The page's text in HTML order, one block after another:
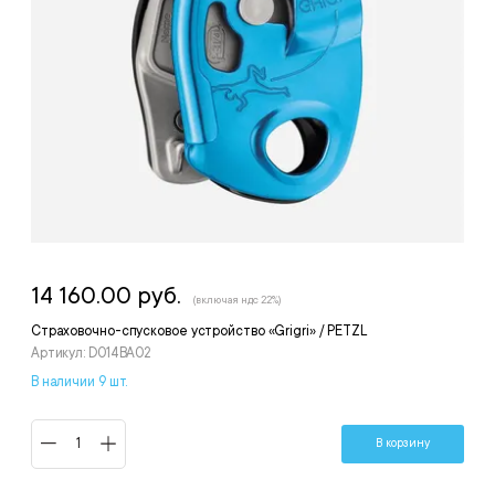
Страховочно-спусковое устройство «Grigri» / PETZL
Артикул: D014BA02
14 160.00 руб. (включая ндс 22%)
В наличии 9 шт.
В корзину